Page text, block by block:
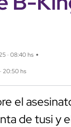
· 08:40 hs
20:50 hs
el
de tusi y